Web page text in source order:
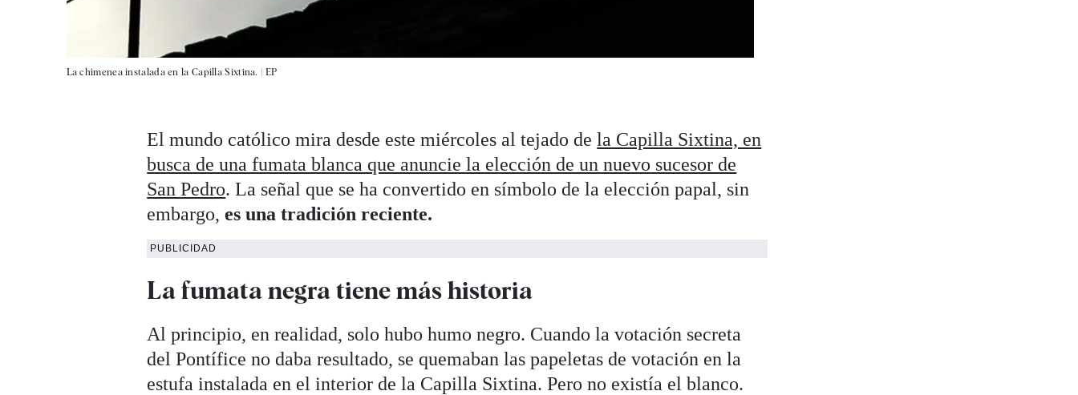
La chimenea instalada en la Capilla Sixtina. | EP
El mundo católico mira desde este miércoles al tejado dela Capilla Sixtina, en
busca de una fumata blanca que anunci​e la elección de un nuevo sucesor de
San Pedro. La señal que se ha convertido en símbolo de la elección papal, sin
embargo,es una tradición reciente.
PUBLICIDAD
La fumata negra tiene más historia
Al principio, en realidad, solo hubo humo negro. Cuando la votación secreta
del Pontífice no daba resultado, se quemaban las papeletas de votación en la
estufa instalada en el interior de la Capilla Sixtina. Pero no existía el blanco.